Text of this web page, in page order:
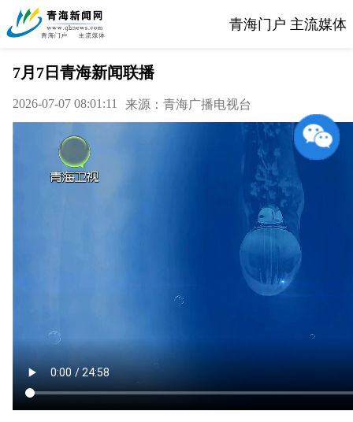
青海门户 主流媒体
7月7日青海新闻联播
2026-07-07 08:01:11 来源：青海广播电视台